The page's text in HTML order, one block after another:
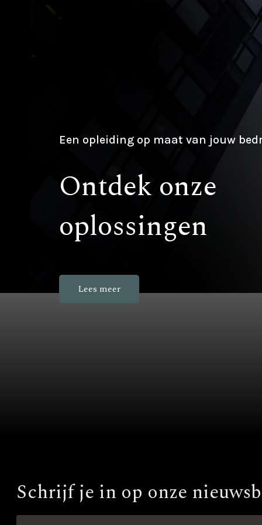
Een opleiding op maat van jouw
Ontdek onze
oplossingen
Lees meer
Schrijf je in op onze